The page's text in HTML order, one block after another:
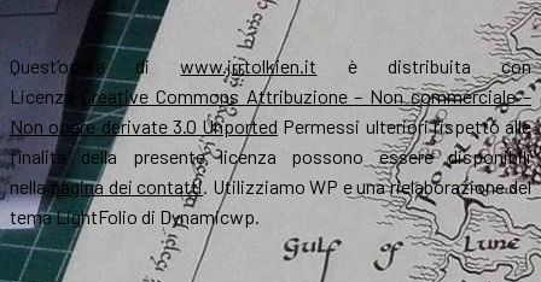
Quest’opera diwww.jrrtolkien.it è distribuita con
Licenza
Creative Commons Attribuzione – Non commerciale –
Non opere derivate 3.0 Unported Permessi ulteriori rispetto alle
finalità della presente licenza possono essere disponibili
nellapagina dei contatti. Utilizziamo WP e una rielaborazione del
tema LightFolio di Dynamicwp.